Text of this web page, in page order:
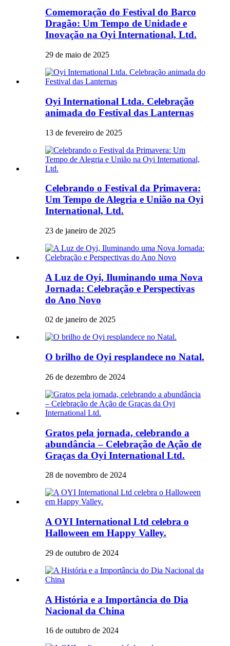
Comemoração do Festival do Barco
Dragão: Um Tempo de Unidade e
Inovação na Oyi International, Ltd.
29 de maio de 2025
Oyi International Ltda. Celebração
animada do Festival das Lanternas
13 de fevereiro de 2025
Celebrando o Festival da Primavera:
Um Tempo de Alegria e União na Oyi
International, Ltd.
23 de janeiro de 2025
A Luz de Oyi, Iluminando uma Nova
Jornada: Celebração e Perspectivas
do Ano Novo
02 de janeiro de 2025
O brilho de Oyi resplandece no Natal.
26 de dezembro de 2024
Gratos pela jornada, celebrando a
abundância – Celebração de Ação de
Graças da Oyi International Ltd.
28 de novembro de 2024
A OYI International Ltd celebra o
Halloween em Happy Valley.
29 de outubro de 2024
A História e a Importância do Dia
Nacional da China
16 de outubro de 2024